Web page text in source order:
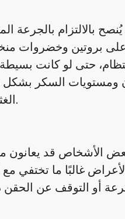
بالالتزام بالجرعة
بروتين وخضروات
حتى لو كانت
ومستويات السكر بشكل
الغثيان أو القيء للطبيب لتعديل الجرعة عند الحاجة.
قد يعانون من
غالبًا ما تختفي